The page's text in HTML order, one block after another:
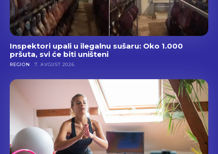
Inspektori upali u ilegalnu sušaru: Oko 1.000
pršuta, svi će biti uništeni
REGION 7. AVGUST 2026.